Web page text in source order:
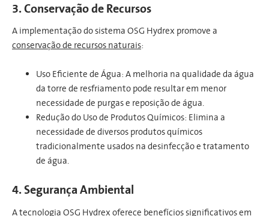
3. Conservação de Recursos
A implementação do sistema OSG Hydrex promove a
conservação de recursos naturais:
Uso Eficiente de Água: A melhoria na qualidade da água
da torre de resfriamento pode resultar em menor
necessidade de purgas e reposição de água.
Redução do Uso de Produtos Químicos: Elimina a
necessidade de diversos produtos químicos
tradicionalmente usados na desinfecção e tratamento
de água.
4. Segurança Ambiental
A tecnologia OSG Hydrex oferece benefícios significativos em